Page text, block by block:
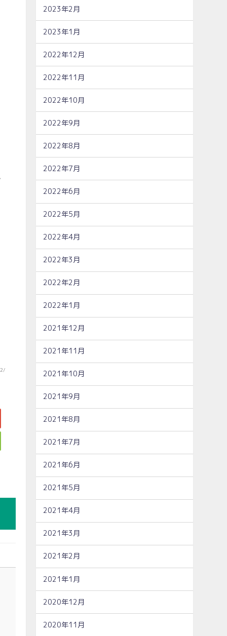
2023年2月
2023年1月
2022年12月
2022年11月
2022年10月
2022年9月
2022年8月
2022年7月
2022年6月
2022年5月
2022年4月
2022年3月
2022年2月
2022年1月
2021年12月
2021年11月
2021年10月
2021年9月
2021年8月
2021年7月
2021年6月
2021年5月
2021年4月
2021年3月
2021年2月
2021年1月
2020年12月
2020年11月